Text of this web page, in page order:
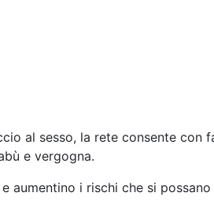
al sesso, la rete consente con
e vergogna.
aumentino i rischi che si